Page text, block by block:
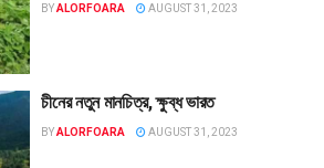
BYALORFOARA AUGUST 31, 2023
চীনের নতুন মানচিত্র, ক্ষুব্ধ ভারত
BYALORFOARA AUGUST 31, 2023